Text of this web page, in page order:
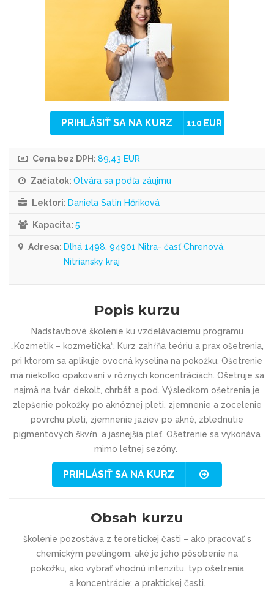
PRIHLÁSIŤ SA NA KURZ 110 EUR
Cena bez DPH: 89,43 EUR
Začiatok: Otvára sa podľa záujmu
Lektori: Daniela Satin Hőriková
Kapacita: 5
Adresa: Dlhá 1498, 94901 Nitra- časť Chrenová,
Nitriansky kraj
Popis kurzu
Nadstavbové školenie ku vzdelávaciemu programu
„Kozmetik – kozmetička“. Kurz zahŕňa teóriu a prax ošetrenia,
pri ktorom sa aplikuje ovocná kyselina na pokožku. Ošetrenie
má niekoľko opakovaní v rôznych koncentráciách. Ošetruje sa
najmä na tvár, dekolt, chrbát a pod. Výsledkom ošetrenia je
zlepšenie pokožky po aknóznej pleti, zjemnenie a zocelenie
povrchu pleti, zjemnenie jaziev po akné, zblednutie
pigmentových škvŕn, a jasnejšia pleť. Ošetrenie sa vykonáva
mimo letnej sezóny.
PRIHLÁSIŤ SA NA KURZ
Obsah kurzu
školenie pozostáva z teoretickej časti – ako pracovať s
chemickým peelingom, aké je jeho pôsobenie na
pokožku, ako vybrať vhodnú intenzitu, typ ošetrenia
a koncentrácie; a praktickej časti.